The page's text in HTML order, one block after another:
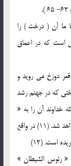
ما آن ( درخت ) را
است که در اعماق
دوزخ می روید و
که در جهنم رشد
خداوند آن را به «
رئوس الشیاطین » تشبیه نموده و خوراک ستمکاران خواهد شد. (11) در واقع
است. (12)
« رئوس الشیطان »